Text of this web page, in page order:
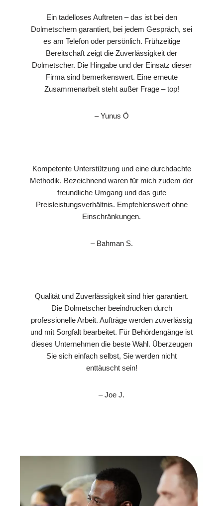
Ein tadelloses Auftreten – das ist bei den
Dolmetschern garantiert, bei jedem Gespräch, sei
es am Telefon oder persönlich. Frühzeitige
Bereitschaft zeigt die Zuverlässigkeit der
Dolmetscher. Die Hingabe und der Einsatz dieser
Firma sind bemerkenswert. Eine erneute
Zusammenarbeit steht außer Frage – top!
– Yunus Ö
Kompetente Unterstützung und eine durchdachte
Methodik. Bezeichnend waren für mich zudem der
freundliche Umgang und das gute
Preisleistungsverhältnis. Empfehlenswert ohne
Einschränkungen.
– Bahman S.
Qualität und Zuverlässigkeit sind hier garantiert.
Die Dolmetscher beeindrucken durch
professionelle Arbeit. Aufträge werden zuverlässig
und mit Sorgfalt bearbeitet. Für Behördengänge ist
dieses Unternehmen die beste Wahl. Überzeugen
Sie sich einfach selbst, Sie werden nicht
enttäuscht sein!
– Joe J.